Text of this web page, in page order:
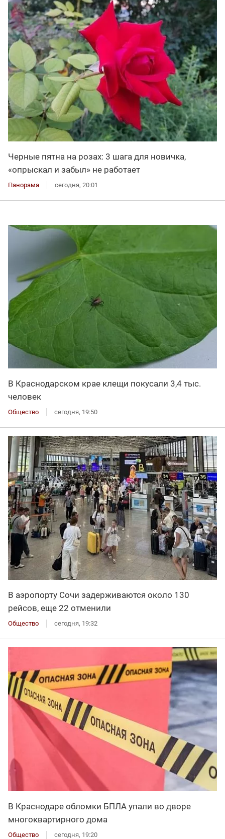
Черные пятна на розах: 3 шага для новичка,
«опрыскал и забыл» не работает
Панорама сегодня, 20:01
В Краснодарском крае клещи покусали 3,4 тыс.
человек
Общество сегодня, 19:50
В аэропорту Сочи задерживаются около 130
рейсов, еще 22 отменили
Общество сегодня, 19:32
В Краснодаре обломки БПЛА упали во дворе
многоквартирного дома
Общество сегодня, 19:20